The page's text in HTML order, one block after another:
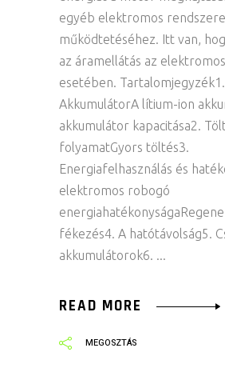
egyéb elektromos
működtetéséhez. Itt van,
az áramellátás az
esetében. Tartalomjegyzék1.
AkkumulátorA lítium-ion
akkumulátor kapacitása2.
folyamatGyors töltés3.
Energiafelhasználás és
elektromos robogó
fékezés4. A hatótávolság5.
akkumulátorok6.
READ MORE